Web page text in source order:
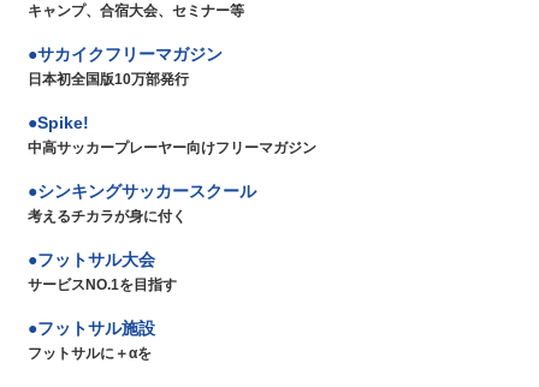
キャンプ、合宿大会、セミナー等
サカイクフリーマガジン
日本初全国版10万部発行
Spike!
中高サッカープレーヤー向けフリーマガジン
シンキングサッカースクール
考えるチカラが身に付く
フットサル大会
サービスNO.1を目指す
フットサル施設
フットサルに＋αを